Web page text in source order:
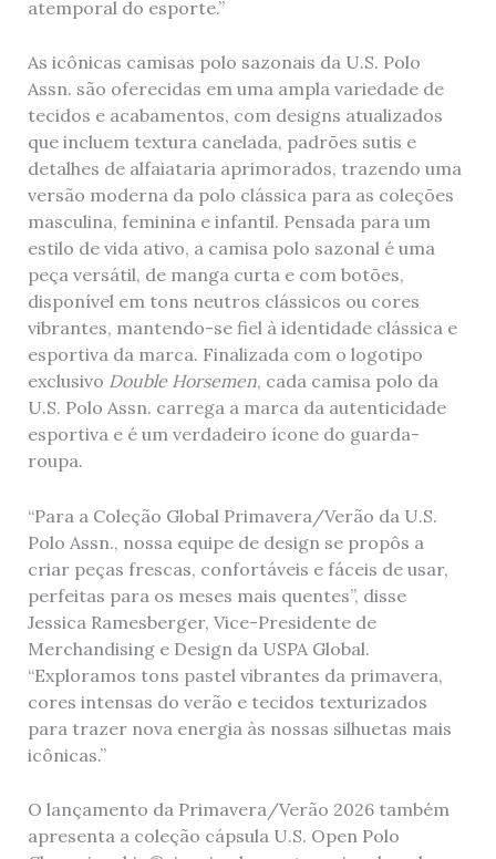
atemporal do esporte.”
As icônicas camisas polo sazonais da U.S. Polo
Assn. são oferecidas em uma ampla variedade de
tecidos e acabamentos, com designs atualizados
que incluem textura canelada, padrões sutis e
detalhes de alfaiataria aprimorados, trazendo uma
versão moderna da polo clássica para as coleções
masculina, feminina e infantil. Pensada para um
estilo de vida ativo, a camisa polo sazonal é uma
peça versátil, de manga curta e com botões,
disponível em tons neutros clássicos ou cores
vibrantes, mantendo-se fiel à identidade clássica e
esportiva da marca. Finalizada com o logotipo
exclusivo Double Horsemen, cada camisa polo da
U.S. Polo Assn. carrega a marca da autenticidade
esportiva e é um verdadeiro ícone do guarda-
roupa.
“Para a Coleção Global Primavera/Verão da U.S.
Polo Assn., nossa equipe de design se propôs a
criar peças frescas, confortáveis ​​e fáceis de usar,
perfeitas para os meses mais quentes”, disse
Jessica Ramesberger, Vice-Presidente de
Merchandising e Design da USPA Global.
“Exploramos tons pastel vibrantes da primavera,
cores intensas do verão e tecidos texturizados
para trazer nova energia às nossas silhuetas mais
icônicas.”
O lançamento da Primavera/Verão 2026 também
apresenta a coleção cápsula U.S. Open Polo